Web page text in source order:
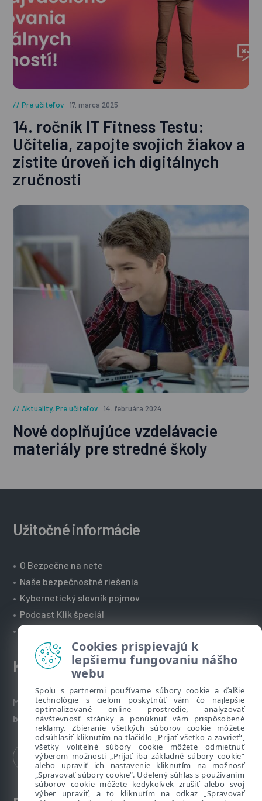
Pre učiteľov 17. marca 2025
14. ročník IT Fitness Testu:
Učitelia, zapojte svojich žiakov a
zistite úroveň ich digitálnych
zručností
Aktuality,Pre učiteľov 14. februára 2024
Nové doplňujúce vzdelávacie
materiály pre stredné školy
Užitočné informácie
• O Bezpečne na nete
• Naše bezpečnostné riešenia
• Kybernetický slovník pojmov
• Podcast Klik špeciál
•Technická podpora spoločnosti ESET
Kontakt
Máte nezodpovedané otázky? Napíšte nám:
bezpecnenanete@eset.sk
Cookies prispievajú k
lepšiemu fungovaniu nášho
webu
Spolu s partnermi používame súbory cookie a ďalšie
technológie s cieľom poskytnúť vám čo najlepšie
optimalizované online prostredie, analyzovať
návštevnosť stránky a ponúknuť vám prispôsobené
reklamy. Zbieranie všetkých súborov cookie môžete
odsúhlasiť kliknutím na tlačidlo „Prijať všetko a zavrieť“,
všetky voliteľné súbory cookie môžete odmietnuť
výberom možnosti „Prijať iba základné súbory cookie“
alebo upraviť ich nastavenie kliknutím na možnosť
„Spravovať súbory cookie“. Udelený súhlas s používaním
súborov cookie môžete kedykoľvek zrušiť alebo svoj
výber upraviť, a to kliknutím na odkaz „Spravovať